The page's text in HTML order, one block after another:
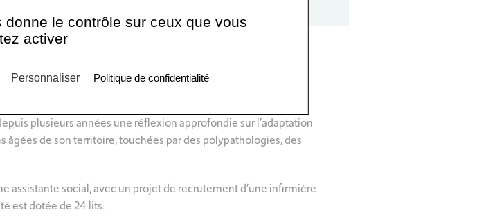
:
plusieurs années une réflexion approfondie sur l’adaptation
âgées de son territoire, touchées par des polypathologies, des
assistante social, avec un projet de recrutement d’une infirmière
est dotée de 24 lits.
le contrôle sur ceux que vous
activer
Personnaliser Politique de confidentialité